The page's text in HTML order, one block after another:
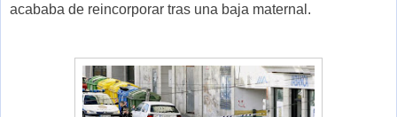
acababa de reincorporar tras una baja maternal.